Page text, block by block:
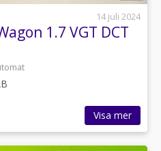
14 juli 2024
1.7 VGT DCT
Visa mer